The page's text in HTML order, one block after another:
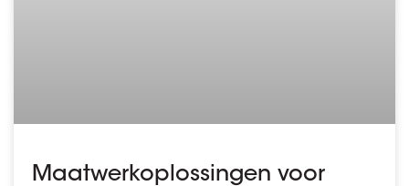
Maatwerkoplossingen voor